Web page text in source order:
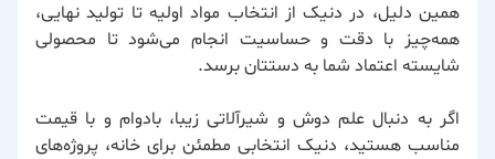
همین دلیل، در دنیک از انتخاب مواد اولیه تا تولید نهایی،
همه‌چیز با دقت و حساسیت انجام می‌شود تا محصولی
شایسته اعتماد شما به دستتان برسد.
اگر به دنبال علم دوش و شیرآلاتی زیبا، بادوام و با قیمت
مناسب هستید، دنیک انتخابی مطمئن برای خانه، پروژه‌های